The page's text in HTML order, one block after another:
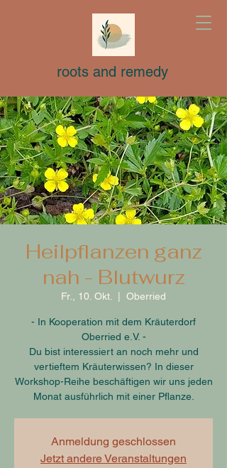
roots and remedy
Heilpflanzen ganz
nah - Blutwurz
Fr., 10. Okt. Oberried
- In Kooperation mit dem Kräuterdorf
Oberried e.V. -
Du bist interessiert an noch mehr und
vertieftem Kräuterwissen? In dieser
Workshop-Reihe beschäftigen wir uns jeden
Monat ausführlich mit einer Pflanze.
Anmeldung geschlossen
Jetzt andere Veranstaltungen